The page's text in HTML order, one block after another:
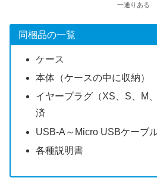
一通りある
同梱品の一覧
ケース
本体（ケースの中に収納）
イヤープラグ（XS、S、M
済
USB-A～Micro USBケーブ
各種説明書